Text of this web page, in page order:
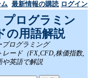
最新情報の購読 ログイン
プログラミン
の用語解説
プログラミング
レード（FX,CFD,株価指数,
や英語で解説